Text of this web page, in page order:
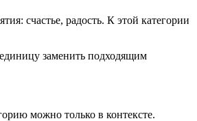
счастье, радость. К этой категории
заменить подходящим
можно только в контексте.